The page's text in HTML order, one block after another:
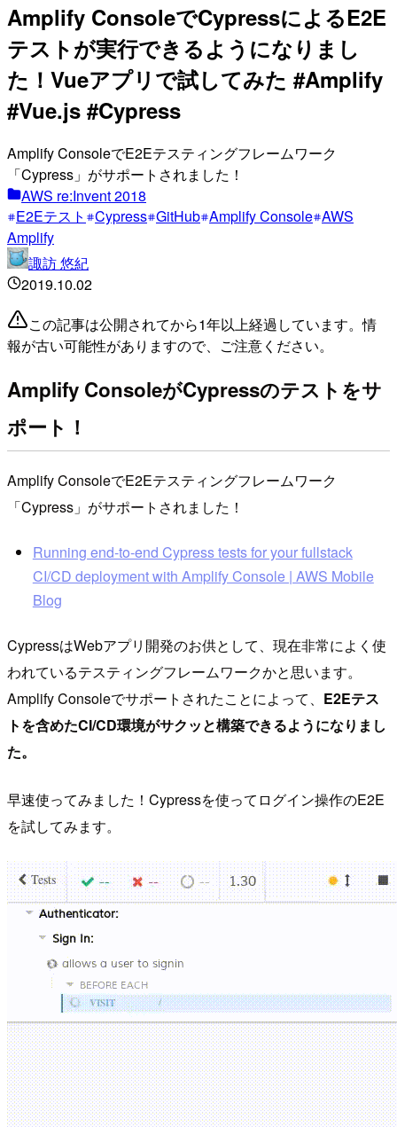
Amplify ConsoleでCypressによるE2E
テストが実行できるようになりまし
た！Vueアプリで試してみた #Amplify
#Vue.js #Cypress
Amplify ConsoleでE2Eテスティングフレームワーク
「Cypress」がサポートされました！
AWS re:Invent 2018
E2Eテスト
Cypress GitHub Amplify Console AWS
Amplify
諏訪 悠紀
2019.10.02
この記事は公開されてから1年以上経過しています。情
報が古い可能性がありますので、ご注意ください。
Amplify ConsoleがCypressのテストをサ
ポート！
Amplify ConsoleでE2Eテスティングフレームワーク
「Cypress」がサポートされました！
Running end-to-end Cypress tests for your fullstack
CI/CD deployment with Amplify Console | AWS Mobile
Blog
CypressはWebアプリ開発のお供として、現在非常によく使
われているテスティングフレームワークかと思います。
Amplify Consoleでサポートされたことによって、 E2Eテス
トを含めたCI/CD環境がサクッと構築できるようになりまし
た。
早速使ってみました！Cypressを使ってログイン操作のE2E
を試してみます。